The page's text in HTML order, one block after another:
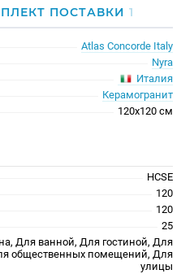
ПОСТАВКИ 1
Atlas Concorde Italy
Nyra
Италия
Керамогранит
120x120 см
HCSE
120
120
25
Для ванной, Для гостиной, Для
общественных помещений, Для
улицы